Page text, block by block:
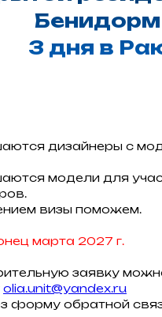
Бенидорм
‎3 дня в
дизайнеры с
модели для
визы поможем.
марта 2027 г.
заявку
olia.unit@yandex.ru
форму обратной